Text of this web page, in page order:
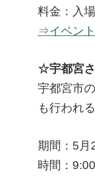
料金：入
⇒イベン
☆宇都宮さ
宇都宮市
も行われる
期間：5月
時間：